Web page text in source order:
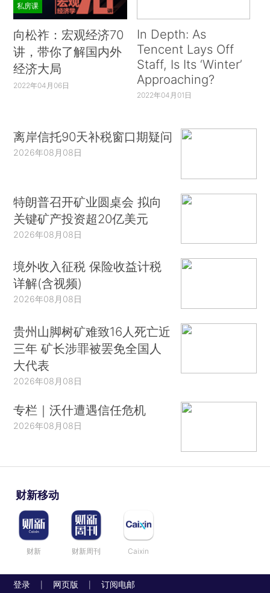
私房课
向松祚：宏观经济70
讲，带你了解国内外
经济大局
2022年04月06日
In Depth: As
Tencent Lays Off
Staff, Is Its ‘Winter’
Approaching?
2022年04月01日
离岸信托90天补税窗口期疑问
2026年08月08日
特朗普召开矿业圆桌会 拟向
关键矿产投资超20亿美元
2026年08月08日
境外收入征税 保险收益计税
详解(含视频)
2026年08月08日
贵州山脚树矿难致16人死亡近
三年 矿长涉罪被罢免全国人
大代表
2026年08月08日
专栏｜沃什遭遇信任危机
2026年08月08日
财新移动
财新 财新周刊 Caixin
登录 网页版 订阅电邮